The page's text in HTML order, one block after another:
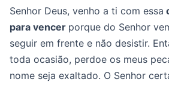
Senhor Deus, venho a ti com essa
para vencer porque do Senhor
seguir em frente e não desistir.
toda ocasião, perdoe os meus
nome seja exaltado. O Senhor